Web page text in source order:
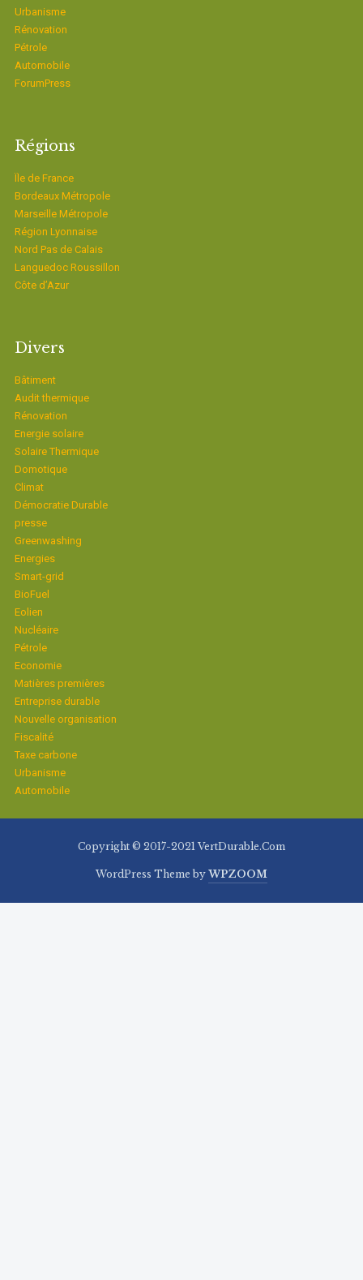
Urbanisme
Rénovation
Pétrole
Automobile
ForumPress
Régions
Ïle de France
Bordeaux Métropole
Marseille Métropole
Région Lyonnaise
Nord Pas de Calais
Languedoc Roussillon
Côte d’Azur
Divers
Bâtiment
Audit thermique
Rénovation
Energie solaire
Solaire Thermique
Domotique
Climat
Démocratie Durable
presse
Greenwashing
Energies
Smart-grid
BioFuel
Eolien
Nucléaire
Pétrole
Economie
Matières premières
Entreprise durable
Nouvelle organisation
Fiscalité
Taxe carbone
Urbanisme
Automobile
Copyright © 2017-2021 VertDurable.Com
WordPress Theme by WPZOOM